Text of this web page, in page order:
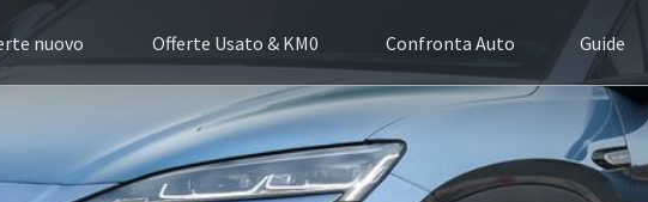
nuovo Offerte Usato & KM0 Confronta Auto Guide